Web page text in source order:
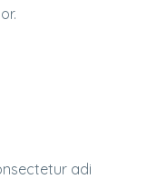
adi